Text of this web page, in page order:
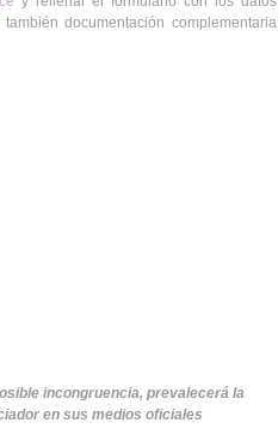
documentación complementaria
incongruencia, prevalecerá la
en sus medios oficiales